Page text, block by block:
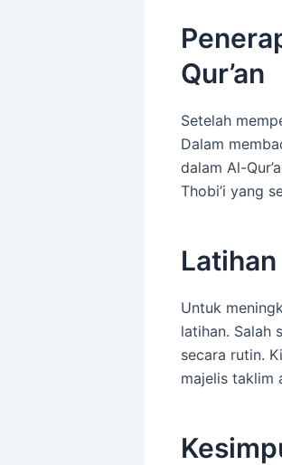
Qur’an
Setelah
Dalam
dalam Al-
Thobi’i yang
Untuk
latihan. Salah
secara rutin.
majelis taklim